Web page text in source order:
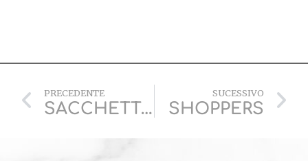
PRECEDENTE
SACCHETTO PER UMIDO
SUCESSIVO
SHOPPERS